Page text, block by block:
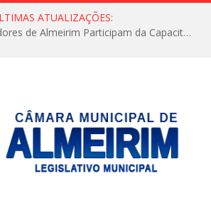
ATUALIZAÇÕES:
Servidores e Vereadores de Almeirim Participam da Capacitação “Orientar é a Nossa Missão”